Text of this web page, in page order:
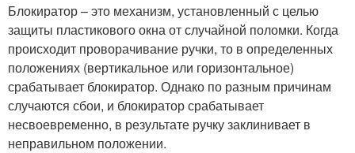
Блокиратор – это механизм, установленный с целью
защиты пластикового окна от случайной поломки. Когда
происходит проворачивание ручки, то в определенных
положениях (вертикальное или горизонтальное)
срабатывает блокиратор. Однако по разным причинам
случаются сбои, и блокиратор срабатывает
несвоевременно, в результате ручку заклинивает в
неправильном положении.